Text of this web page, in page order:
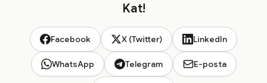
Kat!
Facebook X (Twitter) LinkedIn
WhatsApp Telegram E-posta